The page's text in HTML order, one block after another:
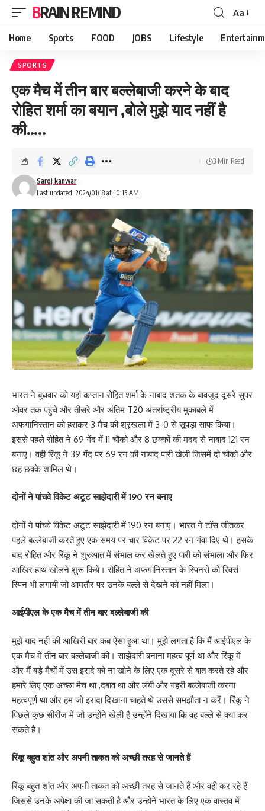
BRAIN REMIND
Font
Resizer
Aa
Home Sports FOOD JOBS Lifestyle
SPORTS
एक मैच में तीन बार बल्लेबाजी करने के बाद
रोहित शर्मा का बयान ,बोले मुझे याद नहीं है
की…..
Last updated: 2024/01/18 at 10:15 AM
Saroj kanwar
3 Min Read
भारत ने बुधवार को यहां कप्तान रोहित शर्मा के नाबाद शतक के बावजूद दूसरे सुपर
ओवर तक पहुंचे और तीसरे और अंतिम T20 अंतर्राष्ट्रीय मुकाबले में
अफगानिस्तान को हराकर 3 मैच की श्रृंखला में 3-0 से सूपड़ा साफ किया।
इससे पहले रोहित ने 69 गेंद में 11 चौको और 8 छक्कों की मदद से नाबाद 121 रन
बनाए। वही रिंकू ने 39 गेंद पर 69 रन की नाबाद पारी खेली जिसमें दो चौको और
छह छक्के शामिल थे।
दोनों ने पांचवे विकेट अटूट साझेदारी में 190 रन बनाए
दोनों ने पांचवे विकेट अटूट साझेदारी में 190 रन बनाए। भारत ने टॉस जीतकर
पहले बल्लेबाजी करते हुए एक समय पर चार विकेट पर 22 रन गंवा दिए थे। इसके
बाद रोहित और रिंकू ने शुरुआत में संभाल कर खेलते हुए पारी को संभाला और फिर
आखिर हाथ खोलने शुरू किये। रोहित ने अफगानिस्तान के स्पिनरों को रिवर्स
स्पिन भी लगायी जो आमतौर पर उनके बल्ले से देखने को नहीं मिला।
आईपीएल के एक मैच में तीन बार बल्लेबाजी की
मुझे याद नहीं की आखिरी बार कब ऐसा हुआ था। मुझे लगता है कि मैं आईपीएल के
एक मैच में तीन बार बल्लेबाजी की। साझेदारी बनाना महत्व पूर्ण था और रिंकू में
और मैं बड़े मैचों में उस इरादे को ना खोने के लिए एक दूसरे से बात करते रहे और
हमारे लिए एक अच्छा मैच था ,दबाव था और लंबी और गहरी बल्लेबाजी करना
महत्वपूर्ण था और हम जो इरादा दिखाना चाहते थे उससे समझौता न करें। रिंकू ने
पिछले कुछ सीरीज में जो उन्होंने खेली है उन्होंने दिखाया कि वह बल्ले से क्या कर
सकते हैं।
रिंकू बहुत शांत और अपनी ताकत को अच्छी तरह से जानते हैं
रिंकू बहुत शांत और अपनी ताकत को अच्छी तरह से जानते हैं और वही कर रहे हैं
जिससे उनके अपेक्षा की जा सकती है और उन्होंने भारत के लिए एक वास्तव में